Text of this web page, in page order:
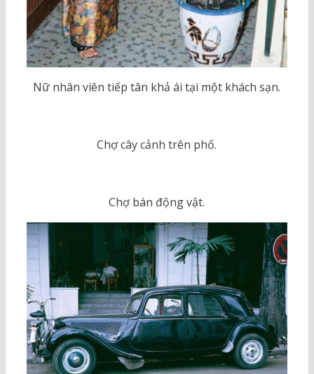
Nữ nhân viên tiếp tân khả ái tại một khách sạn.
Chợ cây cảnh trên phố.
Chợ bán động vật.